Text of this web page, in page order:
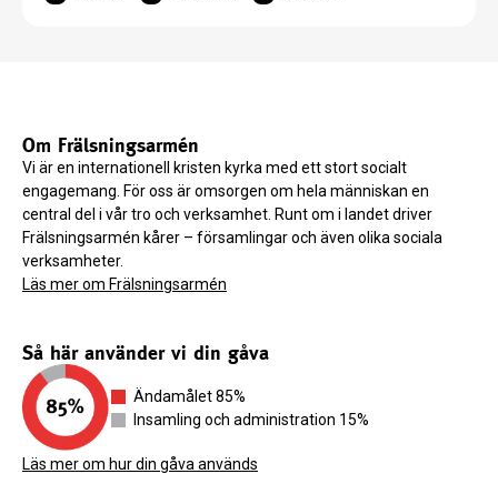
Om Frälsningsarmén
Vi är en internationell kristen kyrka med ett stort socialt
engagemang. För oss är omsorgen om hela människan en
central del i vår tro och verksamhet. Runt om i landet driver
Frälsningsarmén kårer – församlingar och även olika sociala
verksamheter.
Läs mer om Frälsningsarmén
Så här använder vi din gåva
Ändamålet 85%
Insamling och administration 15%
Läs mer om hur din gåva används